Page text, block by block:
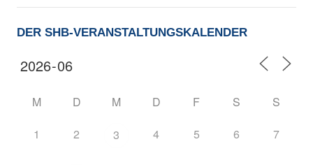
DER SHB-VERANSTALTUNGSKALENDER
M D M D F S S
1 2 3 4 5 6 7